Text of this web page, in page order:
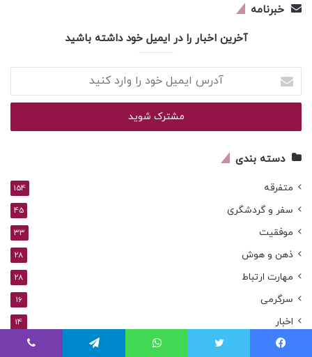
خبرنامه
آخرین اخبار را در ایمیل خود داشته باشید
ایمیل
خود
وارد
دسته بندی
متفرقه 154
سفر و گردشگری 45
موفقیت 33
ذهن و هوش 28
مهارت ارتباط 28
سرگرمی 16
اخبار 14
شغل و درآمد